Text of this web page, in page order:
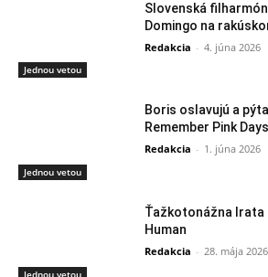
Jednou vetou
Slovenská
Domingo na
Redakcia - 4. júna 2026
Jednou vetou
Boris oslavujú a
Remember Pink
Redakcia - 1. júna 2026
Jednou vetou
Ťažkotonážna Irata
Human
Redakcia - 28. mája 2026